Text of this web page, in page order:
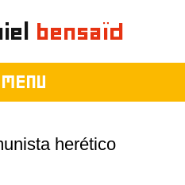
bensaïd
MENU
herético